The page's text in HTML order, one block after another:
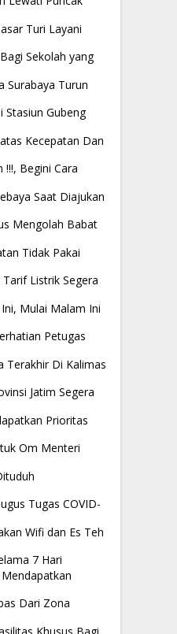
Turi Layani
Sekolah yang
Surabaya Turun
Stasiun Gubeng
Kecepatan Dan
Begini Cara
Saat Diajukan
Mengolah Babat
Tidak Pakai
Listrik Segera
Mulai Malam Ini
Petugas
Terakhir Di Kalimas
Jatim Segera
Prioritas
Om Menteri
Tugas COVID-
Wifi dan Es Teh
7 Hari
Dari Zona
Khusus Bagi